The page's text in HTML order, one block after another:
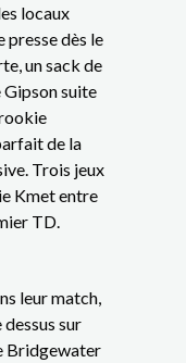
locaux
dès le
un sack de
suite
de la
Trois jeux
Kmet entre
TD.
leur match,
sur
Bridgewater